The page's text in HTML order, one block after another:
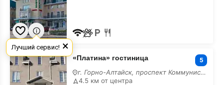
«Платина»
гостиница
лучшие
«Платина» гостиница 5
г. Горно-Алтайск, проспект Коммунистический, 196/2
4.5 км от центра
×
Лучший сервис!